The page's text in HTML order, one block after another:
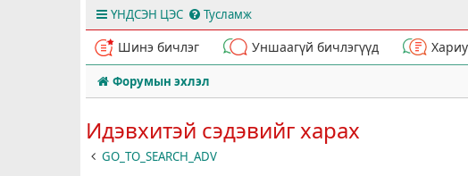
ҮНДСЭН ЦЭС Тусламж
Шинэ бичлэг Уншаагүй бичлэгүүд
Форумын эхлэл
Идэвхитэй сэдэвийг харах
GO_TO_SEARCH_ADV